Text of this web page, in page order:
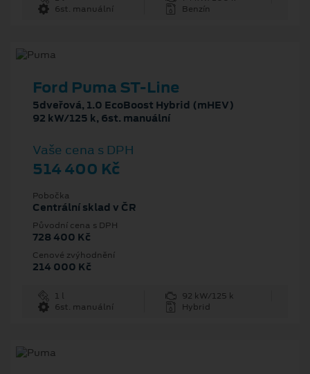
6st. manuální
Benzín
Ford Puma ST-Line
5dveřová, 1.0 EcoBoost Hybrid (mHEV)
92 kW/125 k, 6st. manuální
Vaše cena s DPH
514 400 Kč
Pobočka
Centrální sklad v ČR
Původní cena s DPH
728 400 Kč
Cenové zvýhodnění
214 000 Kč
1 l
92 kW/125 k
6st. manuální
Hybrid